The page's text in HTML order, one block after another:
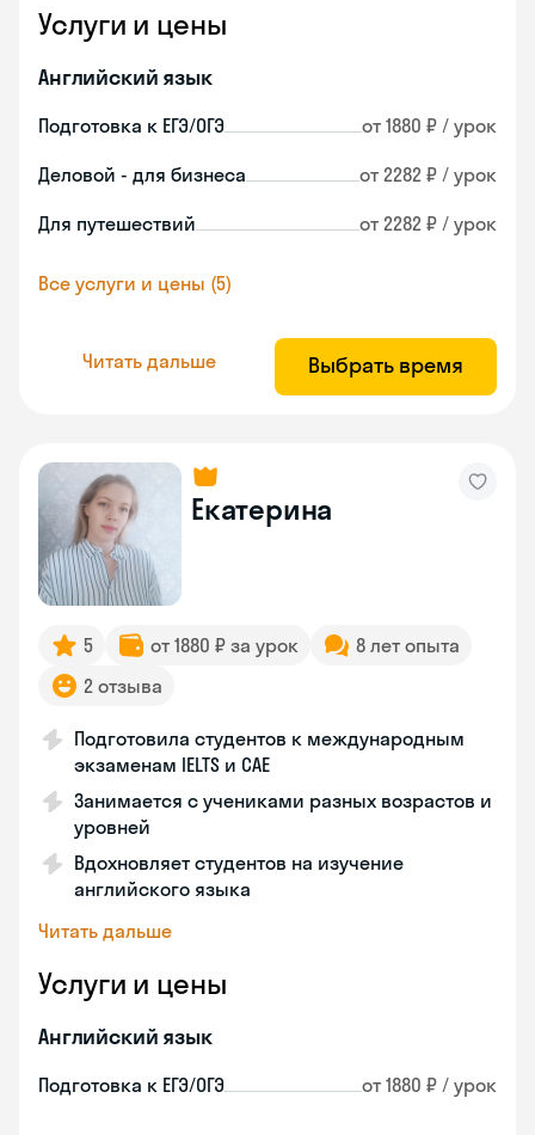
Услуги и цены
Английский язык
Подготовка к ЕГЭ/ОГЭ от 1880 ₽ / урок
Деловой - для бизнеса от 2282 ₽ / урок
Для путешествий от 2282 ₽ / урок
Все услуги и цены (5)
Читать дальше Выбрать время
Екатерина
5 от 1880 ₽ за урок
8 лет опыта
2 отзыва
Подготовила студентов к международным
экзаменам IELTS и CAE
Занимается с учениками разных возрастов и
уровней
Вдохновляет студентов на изучение
английского языка
Читать дальше
Услуги и цены
Английский язык
Подготовка к ЕГЭ/ОГЭ от 1880 ₽ / урок